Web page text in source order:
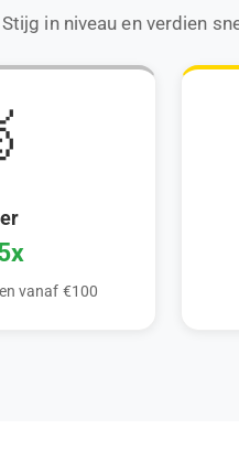
Stijg in niveau en verdien
vanaf €100